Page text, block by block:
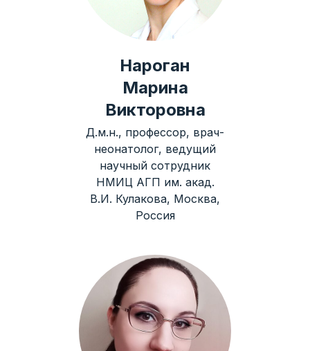
Нароган
Марина
Викторовна
Д.м.н., профессор, врач-
неонатолог, ведущий
научный сотрудник
НМИЦ АГП им. акад.
В.И. Кулакова, Москва,
Россия